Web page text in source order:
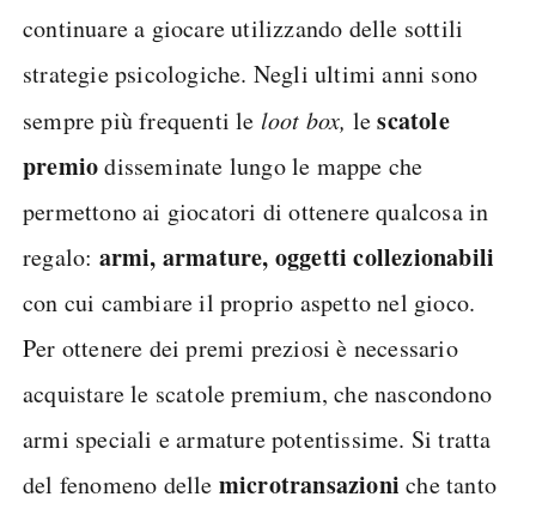
continuare a giocare utilizzando delle sottili
strategie psicologiche. Negli ultimi anni sono
sempre più frequenti le loot box, lescatole
premiodisseminate lungo le mappe che
permettono ai giocatori di ottenere qualcosa in
regalo: armi, armature, oggetti collezionabili
con cui cambiare il proprio aspetto nel gioco.
Per ottenere dei premi preziosi è necessario
acquistare le scatole premium, che nascondono
armi speciali e armature potentissime. Si tratta
del fenomeno delle microtransazioniche tanto